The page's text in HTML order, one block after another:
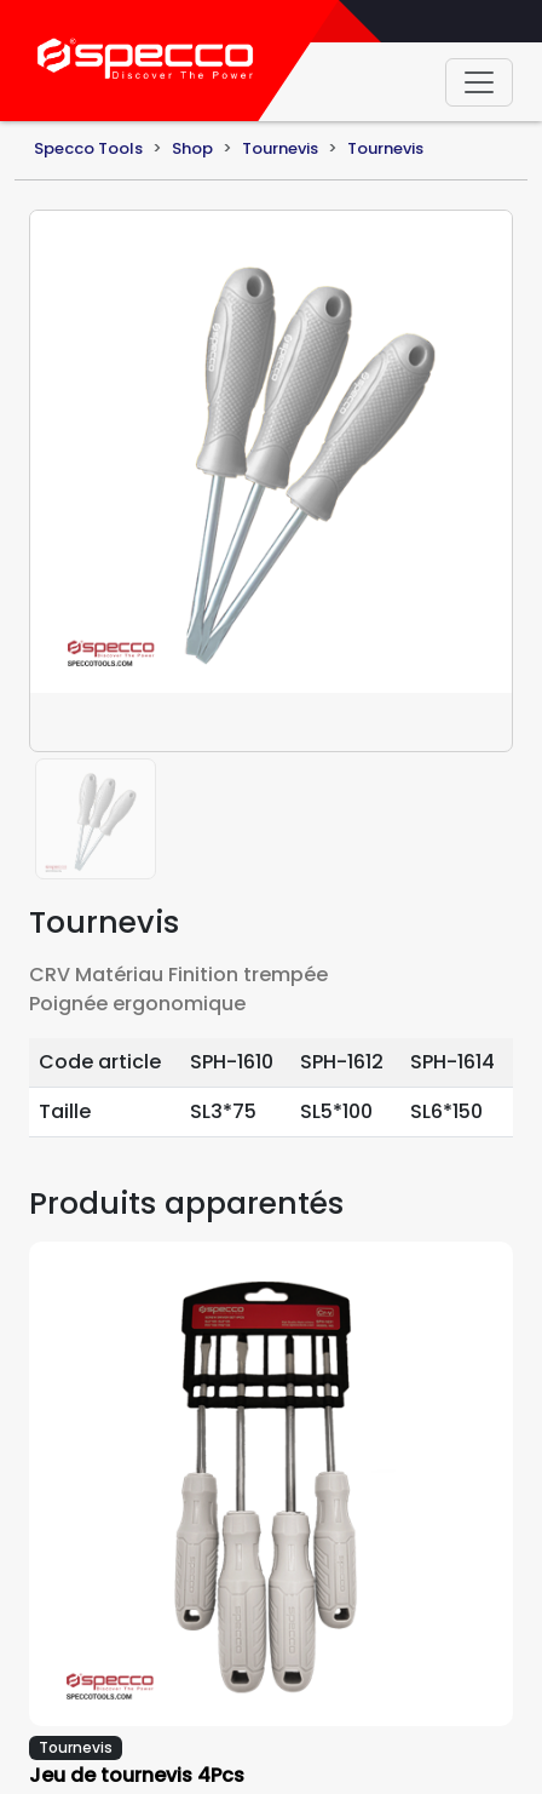
Specco Tools Shop Tournevis Tournevis
Tournevis
CRV Matériau Finition trempée
Poignée ergonomique
Code article SPH-1610 SPH-1612
SPH-1614
Taille
SL3*75 SL5*100 SL6*150
Produits apparentés
Tournevis
Jeu de tournevis 4Pcs